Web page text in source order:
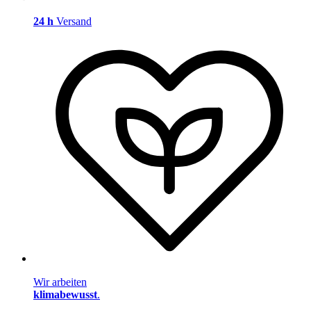
24 h Versand
Wir arbeiten
klimabewusst.